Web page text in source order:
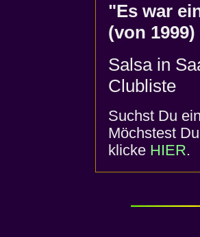
"Es war
(von 1999)
Salsa in
Clubliste
Suchst Du
Möchstest
klicke HIER.